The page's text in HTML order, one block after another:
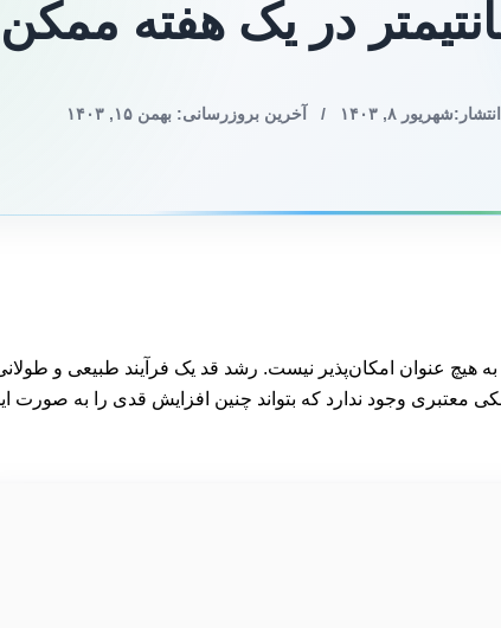
شهریور ۸, ۱۴۰۳ / آخرین بروزرسانی: بهمن ۱۵, ۱۴۰۳
است. افزایش قد تا ۲۰ سانتیمتر در تنها یک هفته به هیچ عنوان امکان‌پذیر نیست. رشد قد
وجود ندارد که بتواند چنین افزایش قدی را به صورت